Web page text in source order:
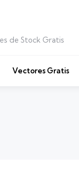
de Stock Gratis
Vectores Gratis